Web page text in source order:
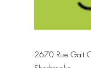
2670 Rue Galt